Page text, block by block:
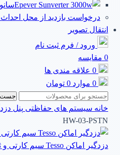
درخواست بازدید از محل
انتقال تصویر
ورود / فرم ثبت نام
0 مقایسه
0 علاقه مندی ها
0 موارد 0 تومان
جست
خانه سیستم های حفاظتی پنل
HW-03-PSTN
دزدگیر اماکن Tesso سیم کارتی و ثابت HW-03S-GSM